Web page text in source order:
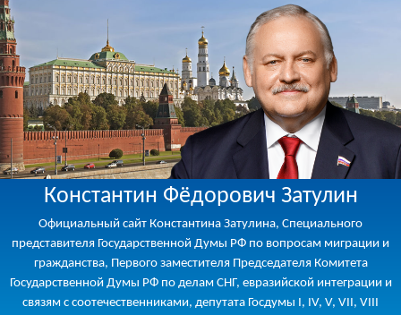
Константин Фёдорович Затулин
Официальный сайт Константина Затулина, Специального
представителя Государственной Думы РФ по вопросам миграции и
гражданства, Первого заместителя Председателя Комитета
Государственной Думы РФ по делам СНГ, евразийской интеграции и
связям с соотечественниками, депутата Госдумы I, IV, V, VII, VIII